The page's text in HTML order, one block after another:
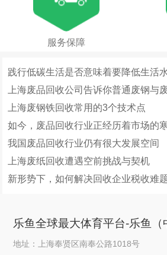
服务保障
践行低碳生活是否意味着要降低生活
上海废品回收公司告诉你普通废钢与
上海废钢铁回收常用的3个技术点
如今，废品回收行业正经历着市场的
我国废品回收行业仍有很大发展空间
上海废纸回收遭遇空前挑战与契机
新形势下，如何解决回收企业税收难
乐鱼全球最大体育平台-乐鱼（
地址：上海奉贤区南奉公路1018号